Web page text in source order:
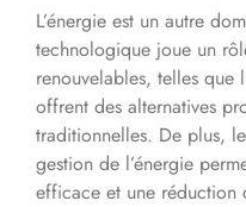
L’énergie est un autre
technologique joue un
renouvelables, telles que
offrent des alternatives
traditionnelles. De plus,
gestion de l’énergie
efficace et une réduction